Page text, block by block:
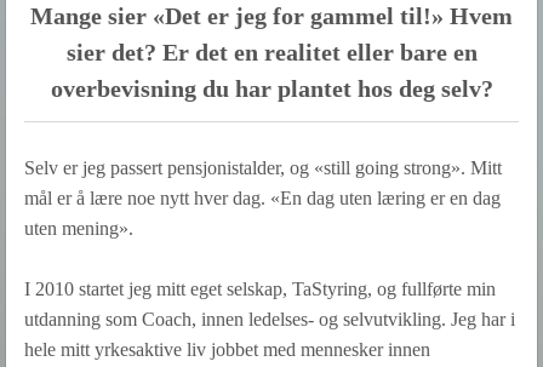
Mange sier «Det er jeg for gammel til!» Hvem
sier det? Er det en realitet eller bare en
overbevisning du har plantet hos deg selv?
Selv er jeg passert pensjonistalder, og «still going strong». Mitt
mål er å lære noe nytt hver dag. «En dag uten læring er en dag
uten mening».
I 2010 startet jeg mitt eget selskap, TaStyring, og fullførte min
utdanning som Coach, innen ledelses- og selvutvikling. Jeg har i
hele mitt yrkesaktive liv jobbet med mennesker innen